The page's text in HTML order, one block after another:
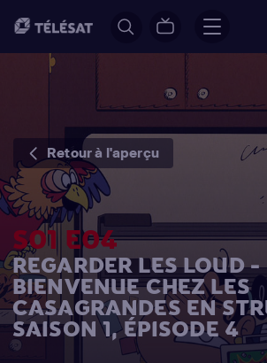
Retour à l'aperçu
S01 E04
REGARDER LES LOUD -
BIENVENUE CHEZ LES
CASAGRANDES EN
SAISON 1, ÉPISODE 4